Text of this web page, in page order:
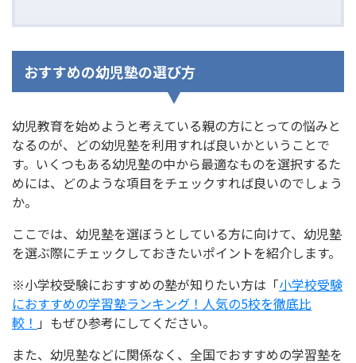
おすすめの幼児塾の選び方
幼児教育を始めようと考えている親の方にとっての悩みと
なるのが、どの幼児塾を利用すれば良いかということで
す。いくつもある幼児塾の中から最適なものを選択するた
めには、どのような項目をチェックすれば良いのでしょう
か。
ここでは、幼児塾を選ぼうとしている方に向けて、幼児塾
を選ぶ際にチェックしておきたいポイントを紹介します。
※小学校受験におすすめの塾が知りたい方は「小学校受験
におすすめの学習塾ランキング！人気の5校を徹底比
較！ 」もぜひ参考にしてください。
また、幼児塾などに関係なく、全国でおすすめの学習塾を